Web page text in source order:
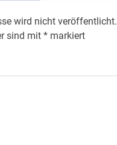
wird nicht veröffentlicht.
sind mit* markiert